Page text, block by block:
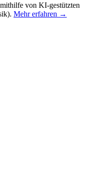
von KI-gestützten
Mehr erfahren →